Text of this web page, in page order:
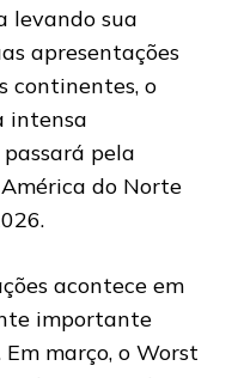
levando sua
apresentações
continentes, o
intensa
pela
do Norte
acontece em
importante
março, o Worst